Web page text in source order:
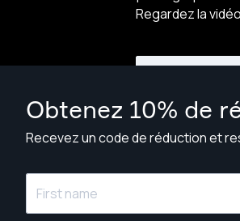
Obtenez 10% de
Recevez un code de réduction et
Regardez la